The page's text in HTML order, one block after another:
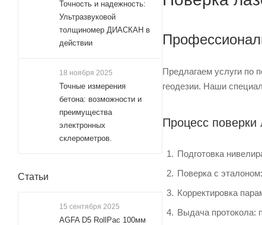
Предлагаем услуги по
геодезии. Наши
Процесс поверки
Подготовка
Поверка с
Корректировка
Выдача протокола:
Точность и надежность:
Ультразвуковой
толщиномер ДИАСКАН в
действии
18 ноября 2025
Точные измерения
бетона: возможности и
преимущества
электронных
склерометров.
Статьи
15 сентября 2025
AGFA D5 RollPac 100мм